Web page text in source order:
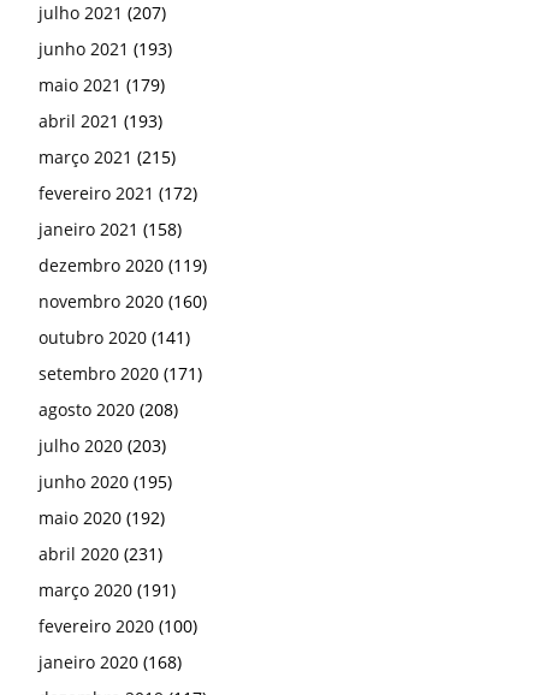
julho 2021 (207)
junho 2021 (193)
maio 2021 (179)
abril 2021 (193)
março 2021 (215)
fevereiro 2021 (172)
janeiro 2021 (158)
dezembro 2020 (119)
novembro 2020 (160)
outubro 2020 (141)
setembro 2020 (171)
agosto 2020 (208)
julho 2020 (203)
junho 2020 (195)
maio 2020 (192)
abril 2020 (231)
março 2020 (191)
fevereiro 2020 (100)
janeiro 2020 (168)